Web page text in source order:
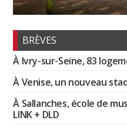
BRÈVES
À Ivry-sur-Seine, 83
À Venise, un nouveau
À Sallanches, école de
LINK + DLD